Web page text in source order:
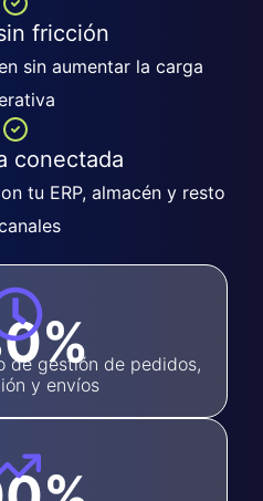
fricción
sin aumentar la carga
conectada
tu ERP, almacén y resto
de gestión de pedidos,
y envíos